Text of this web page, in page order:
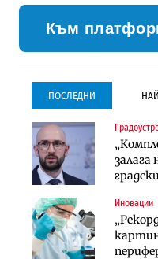
Към
ПОСЛЕДНИ
залага
Иновации
Компании